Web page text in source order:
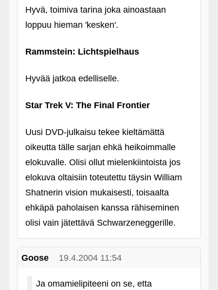
Hyvä, toimiva tarina joka ainoastaan
loppuu hieman 'kesken'.
Rammstein: Lichtspielhaus
Hyvää jatkoa edelliselle.
Star Trek V: The Final Frontier
Uusi DVD-julkaisu tekee kieltämättä
oikeutta tälle sarjan ehkä heikoimmalle
elokuvalle. Olisi ollut mielenkiintoista jos
elokuva oltaisiin toteutettu täysin William
Shatnerin vision mukaisesti, toisaalta
ehkäpä paholaisen kanssa rähiseminen
olisi vain jätettävä Schwarzeneggerille.
Goose 19.4.2004 11:54
Ja omamielipiteeni on se, etta